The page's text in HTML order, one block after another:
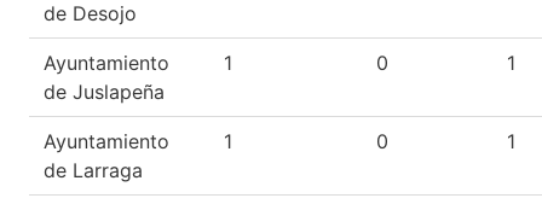
de Desojo
Ayuntamiento
de Juslapeña
1 0 1
Ayuntamiento
de Larraga
1 0 1